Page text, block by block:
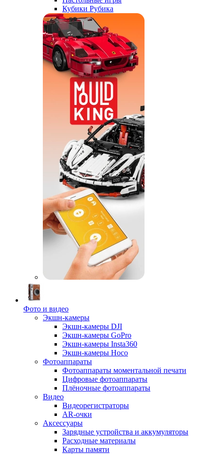
Кубики Рубика
Фото и видео
Экшн-камеры
Экшн-камеры DJI
Экшн-камеры GoPro
Экшн-камеры Insta360
Экшн-камеры Hoco
Фотоаппараты
Фотоаппараты моментальной печати
Цифровые фотоаппараты
Плёночные фотоаппараты
Видео
Видеорегистраторы
AR-очки
Аксессуары
Зарядные устройства и аккумуляторы
Расходные материалы
Карты памяти